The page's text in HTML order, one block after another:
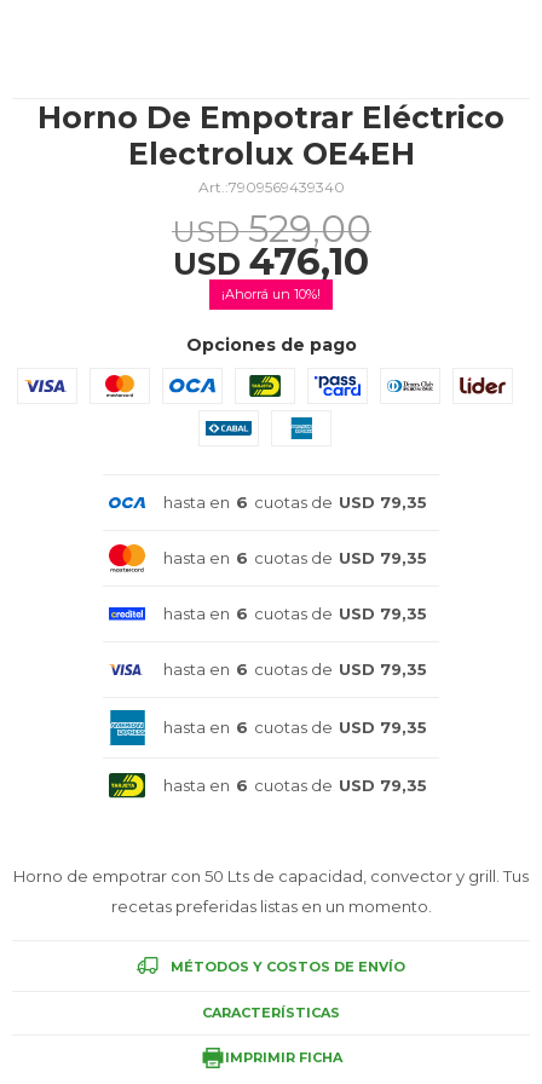
Horno De Empotrar Eléctrico
Electrolux OE4EH
7909569439340
USD 476,10
USD 529,00
10
Opciones de pago
hasta en 6 cuotas de USD 79,35
hasta en 6 cuotas de USD 79,35
hasta en 6 cuotas de USD 79,35
hasta en 6 cuotas de USD 79,35
hasta en 6 cuotas de USD 79,35
hasta en 6 cuotas de USD 79,35
Horno de empotrar con 50 Lts de capacidad, convector y grill. Tus
recetas preferidas listas en un momento.
MÉTODOS Y COSTOS DE ENVÍO
CARACTERÍSTICAS
IMPRIMIR FICHA
Cuidado personal
Celulares
Atención Personalizada